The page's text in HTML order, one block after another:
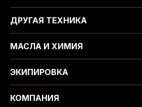
ДРУГАЯ ТЕХНИКА
МАСЛА И ХИМИЯ
ЭКИПИРОВКА
КОМПАНИЯ